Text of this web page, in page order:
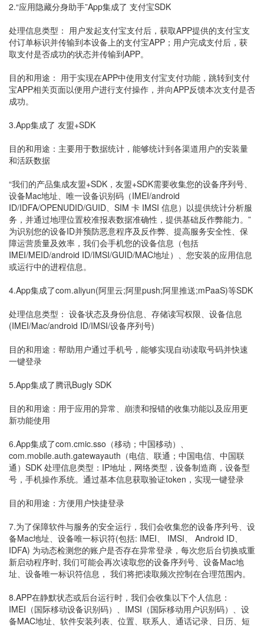
2.“应用隐藏分身助手”App集成了 支付宝SDK
处理信息类型： 用户发起支付宝支付后，获取APP提供的支付宝支
付订单标识并传输到本设备上的支付宝APP；用户完成支付后，获
取支付是否成功的状态并传输到APP。
目的和用途： 用于实现在APP中使用支付宝支付功能，跳转到支付
宝APP相关页面以便用户进行支付操作，并向APP反馈本次支付是否
成功。
3.App集成了 友盟+SDK
目的和用途：主要用于数据统计，能够统计到各渠道用户的安装量
和活跃数据
“我们的产品集成友盟+SDK，友盟+SDK需要收集您的设备序列号、
设备Mac地址、唯一设备识别码（IMEI/android
ID/IDFA/OPENUDID/GUID、SIM 卡 IMSI 信息）以提供统计分析服
务，并通过地理位置校准报表数据准确性，提供基础反作弊能力。”
为识别您的设备ID并预防恶意程序及反作弊、提高服务安全性、保
障运营质量及效率，我们会手机您的设备信息（包括
IMEI/MEID/android ID/IMSI/GUID/MAC地址）、您安装的应用信息
或运行中的进程信息。
4.App集成了com.aliyun(阿里云;阿里push;阿里推送;mPaaS)等SDK
处理信息类型： 设备状态及身份信息、存储读写权限、设备信息
(IMEI/Mac/android ID/IMSI/设备序列号)
目的和用途：帮助用户通过手机号，能够实现自动读取号码并快速
一键登录
5.App集成了腾讯Bugly SDK
目的和用途：用于应用的异常、崩溃和报错的收集功能以及应用更
新功能使用
6.App集成了com.cmic.sso（移动；中国移动）、
com.mobile.auth.gatewayauth（电信、联通；中国电信、中国联
通）SDK 处理信息类型：IP地址，网络类型，设备制造商，设备型
号，手机操作系统。通过基本信息获取验证token，实现一键登录
目的和用途：方便用户快捷登录
7.为了保障软件与服务的安全运行，我们会收集您的设备序列号、设
备Mac地址、设备唯一标识符(包括: IMEI、 IMSI、 Android ID、
IDFA) 为动态检测您的账户是否存在异常登录，每次您后台切换或重
新启动程序时, 我们可能会再次读取您的设备序列号、设备Mac地
址、设备唯一标识符信息， 我们将把读取频次控制在合理范围内。
8.APP在静默状态或后台运行时，我们会收集以下个人信息：
IMEI（国际移动设备识别码）、IMSI（国际移动用户识别码）、设
备MAC地址、软件安装列表、位置、联系人、通话记录、日历、短